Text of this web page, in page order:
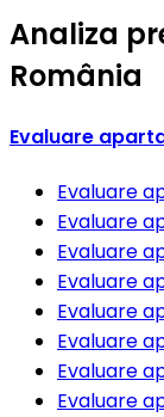
Analiza
România
Evaluare
Evaluare
Evaluare
Evaluare
Evaluare
Evaluare
Evaluare
Evaluare
Evaluare